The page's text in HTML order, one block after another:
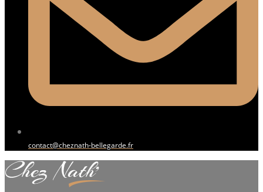
contact@cheznath-bellegarde.fr